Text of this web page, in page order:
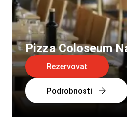
Pizza Coloseum
Rezervovat
Podrobnosti